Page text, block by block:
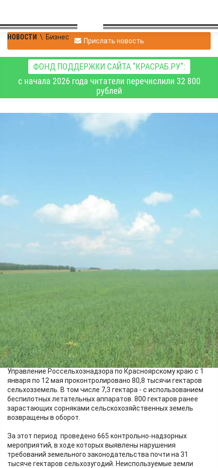
НОВОСТИ \ Бизнес Прислать новость
ФОНД ПОДДЕРЖКИ САЙТА "КРАСРАБ.РУ":
с начала 2026 года читатели перечислили 32 800
рублей
В Красноярском крае
почти 800 гектаров
возвращены в оборот
Бизнес
19.05.2026 13:05398
Фото:
Управление Россельхознадзора по Красноярскому краю
Управление Россельхознадзора по Красноярскому краю с 1
января по 12 мая проконтролировано 80,8 тысячи гектаров
сельхозземель. В том числе 7,3 гектара - с использованием
беспилотных летательных аппаратов. 800 гектаров ранее
зарастающих сорняками сельскохозяйственных земель
возвращены в оборот.
За этот период проведено 665 контрольно-надзорных
мероприятий, в ходе которых выявлены нарушения
требований земельного законодательства почти на 31
тысяче гектаров сельхозугодий. Неиспользуемые земли